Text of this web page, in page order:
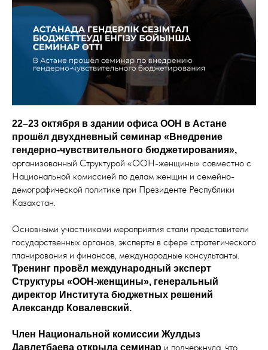
22–23 октября в здании офиса ООН в Астане
прошёл двухдневный семинар «Внедрение
гендерно-чувствительного бюджетирования»,
организованный Структурой «ООН-женщины» совместно с
Национальной комиссией по делам женщин и семейно-
демографической политике при Президенте Республики
Казахстан.
Основными участниками мероприятия стали представители
государственных органов, эксперты в сфере стратегического
планирования и финансов, международные консультанты.
Тренинг провёл международный эксперт
Структуры «ООН-женщины», генеральный
директор Института бюджетных решений
Александр Ковалевский.
Член Национальной комиссии Жулдыз
Давлетбаева открыла семинар и подчеркнула, что